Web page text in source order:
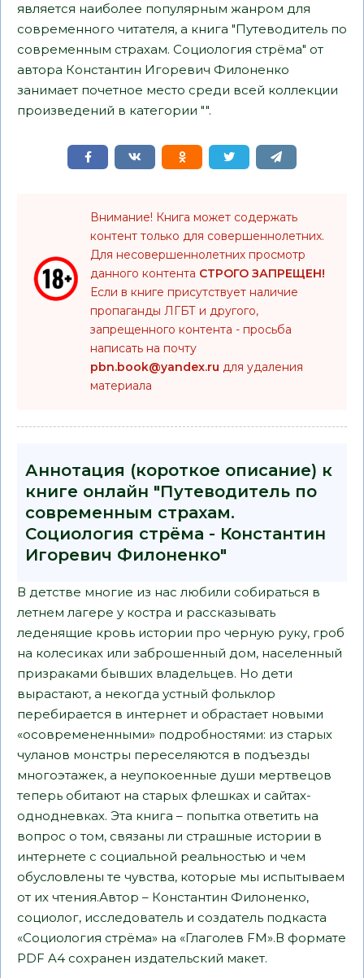
является наиболее популярным жанром для
современного читателя, а книга "Путеводитель по
современным страхам. Социология стрёма" от
автора Константин Игоревич Филоненко
занимает почетное место среди всей коллекции
произведений в категории "".
Внимание! Книга может содержать
контент только для совершеннолетних.
Для несовершеннолетних просмотр
данного контента СТРОГО ЗАПРЕЩЕН!
Если в книге присутствует наличие
пропаганды ЛГБТ и другого,
запрещенного контента - просьба
написать на почту
pbn.book@yandex.ru для удаления
материала
Аннотация (короткое описание) к
книге онлайн "Путеводитель по
современным страхам.
Социология стрёма - Константин
Игоревич Филоненко"
В детстве многие из нас любили собираться в
летнем лагере у костра и рассказывать
леденящие кровь истории про черную руку, гроб
на колесиках или заброшенный дом, населенный
призраками бывших владельцев. Но дети
вырастают, а некогда устный фольклор
перебирается в интернет и обрастает новыми
«осовремененными» подробностями: из старых
чуланов монстры переселяются в подъезды
многоэтажек, а неупокоенные души мертвецов
теперь обитают на старых флешках и сайтах-
однодневках. Эта книга – попытка ответить на
вопрос о том, связаны ли страшные истории в
интернете с социальной реальностью и чем
обусловлены те чувства, которые мы испытываем
от их чтения.Автор – Константин Филоненко,
социолог, исследователь и создатель подкаста
«Социология стрёма» на «Глаголев FM».В формате
PDF A4 сохранен издательский макет.